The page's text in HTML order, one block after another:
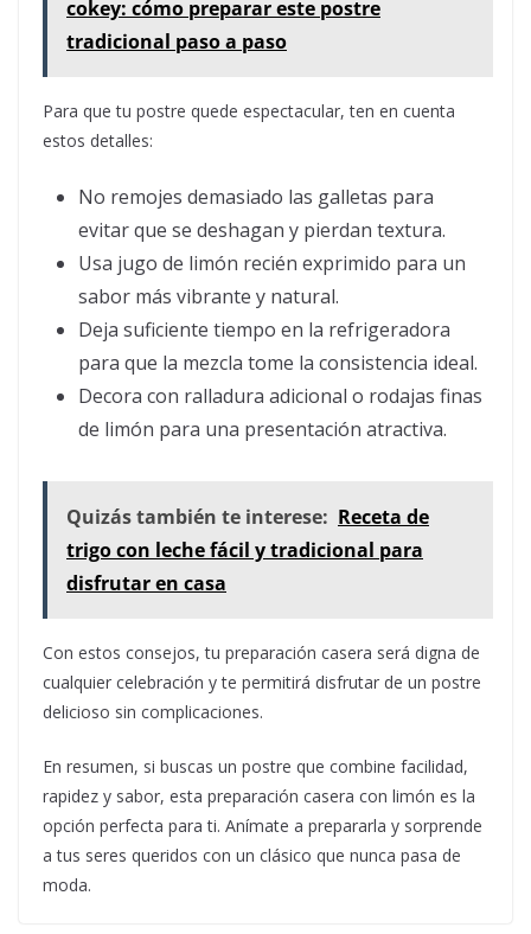
cokey: cómo preparar este postre
tradicional paso a paso
Para que tu postre quede espectacular, ten en cuenta
estos detalles:
No remojes demasiado las galletas para
evitar que se deshagan y pierdan textura.
Usa jugo de limón recién exprimido para un
sabor más vibrante y natural.
Deja suficiente tiempo en la refrigeradora
para que la mezcla tome la consistencia ideal.
Decora con ralladura adicional o rodajas finas
de limón para una presentación atractiva.
Quizás también te interese: Receta de
trigo con leche fácil y tradicional para
disfrutar en casa
Con estos consejos, tu preparación casera será digna de
cualquier celebración y te permitirá disfrutar de un postre
delicioso sin complicaciones.
En resumen, si buscas un postre que combine facilidad,
rapidez y sabor, esta preparación casera con limón es la
opción perfecta para ti. Anímate a prepararla y sorprende
a tus seres queridos con un clásico que nunca pasa de
moda.